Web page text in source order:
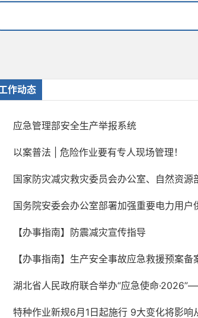
作动态
应急管理部安全生产举报系统
以案普法 | 危险作业要有专人现场管理！
国家防灾减灾救灾委员会办公室、自然资
国务院安委会办公室部署加强重要电力用户
【办事指南】防震减灾宣传指导
【办事指南】生产安全事故应急救援预案备
湖北省人民政府联合举办“应急使命
特种作业新规6月1日起施行 9大变化将影响